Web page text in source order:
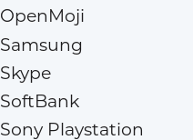
OpenMoji
Samsung
Skype
SoftBank
Sony Playstation